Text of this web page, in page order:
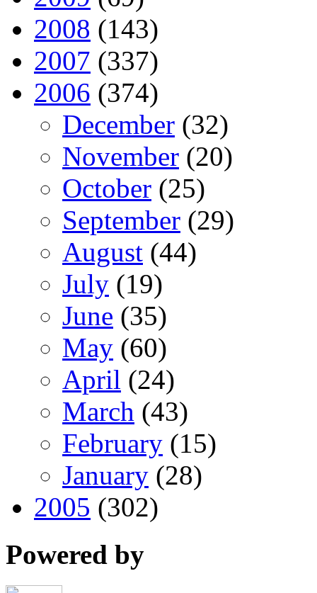
2008 (143)
2007 (337)
2006 (374)
December (32)
November (20)
October (25)
September (29)
August (44)
July (19)
June (35)
May (60)
April (24)
March (43)
February (15)
January (28)
2005 (302)
Powered by